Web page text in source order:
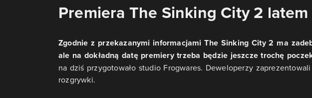
Premiera The Sinking City 2
Zgodnie z przekazanymi informacjami The Sinking City 2 ma
ale na dokładną datę premiery trzeba będzie jeszcze trochę
na dziś przygotowało studio Frogwares. Deweloperzy
rozgrywki.